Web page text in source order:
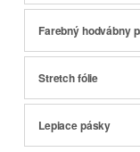
Farebný hodvábny
Stretch fólie
Lepiace pásky